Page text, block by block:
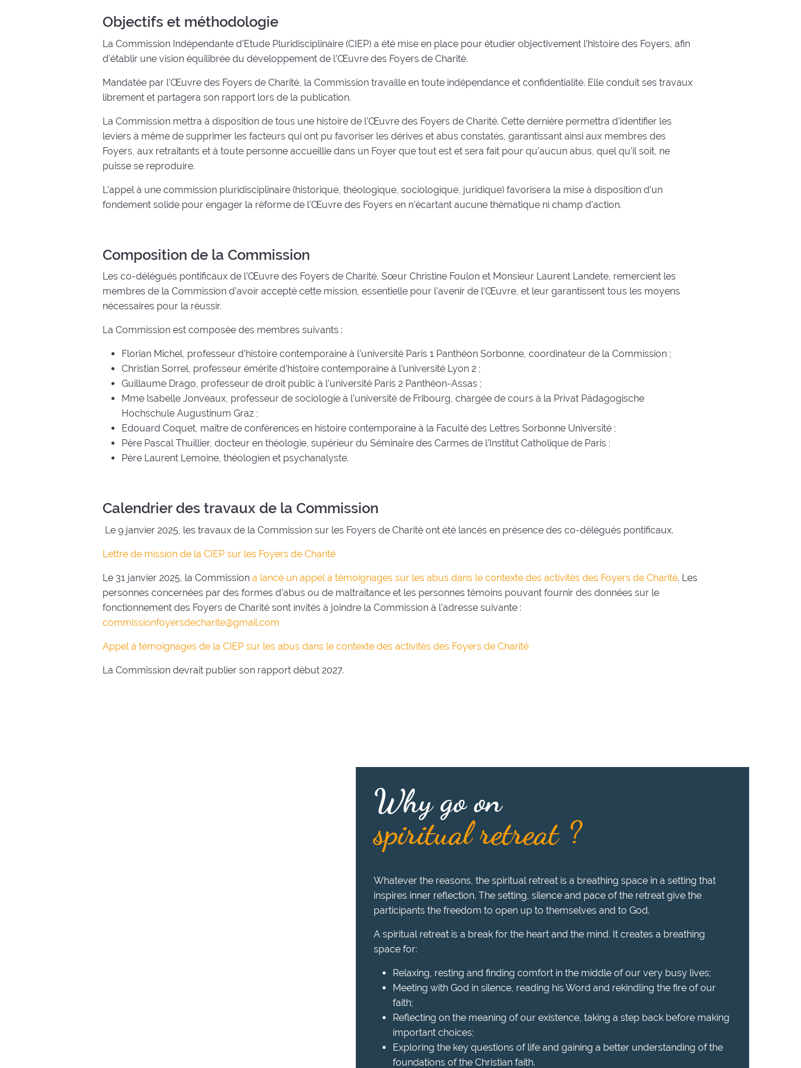
Objectifs et méthodologie
La Commission Indépendante d’Etude Pluridisciplinaire (CIEP) a été mise en place pour étudier objectivement l’histoire des Foyers, afin
d’établir une vision équilibrée du développement de l’Œuvre des Foyers de Charité.
Mandatée par l’Œuvre des Foyers de Charité, la Commission travaille en toute indépendance et confidentialité. Elle conduit ses travaux
librement et partagera son rapport lors de la publication.
La Commission mettra à disposition de tous une histoire de l’Œuvre des Foyers de Charité. Cette dernière permettra d’identifier les
leviers à même de supprimer les facteurs qui ont pu favoriser les dérives et abus constatés, garantissant ainsi aux membres des
Foyers, aux retraitants et à toute personne accueillie dans un Foyer que tout est et sera fait pour qu’aucun abus, quel qu’il soit, ne
puisse se reproduire.
L’appel à une commission pluridisciplinaire (historique, théologique, sociologique, juridique) favorisera la mise à disposition d’un
fondement solide pour engager la réforme de l’Œuvre des Foyers en n’écartant aucune thématique ni champ d’action.
Composition de la Commission
Les co-délégués pontificaux de l’Œuvre des Foyers de Charité, Sœur Christine Foulon et Monsieur Laurent Landete, remercient les
membres de la Commission d’avoir accepté cette mission, essentielle pour l’avenir de l’Œuvre, et leur garantissent tous les moyens
nécessaires pour la réussir.
La Commission est composée des membres suivants :
Florian Michel, professeur d’histoire contemporaine à l’université Paris 1 Panthéon Sorbonne, coordinateur de la Commission ;
Christian Sorrel, professeur émérite d’histoire contemporaine à l’université Lyon 2 ;
Guillaume Drago, professeur de droit public à l’université Paris 2 Panthéon-Assas ;
Mme Isabelle Jonveaux, professeur de sociologie à l’université de Fribourg, chargée de cours à la Privat Pädagogische
Hochschule Augustinum Graz ;
Edouard Coquet, maître de conférences en histoire contemporaine à la Faculté des Lettres Sorbonne Université ;
Père Pascal Thuillier, docteur en théologie, supérieur du Séminaire des Carmes de l’Institut Catholique de Paris ;
Père Laurent Lemoine, théologien et psychanalyste.
Calendrier des travaux de la Commission
Le 9 janvier 2025, les travaux de la Commission sur les Foyers de Charité ont été lancés en présence des co-délégués pontificaux.
Lettre de mission de la CIEP sur les Foyers de Charité
Le 31 janvier 2025, la Commission a lancé un appel à témoignages sur les abus dans le contexte des activités des Foyers de Charité. Les
personnes concernées par des formes d’abus ou de maltraitance et les personnes témoins pouvant fournir des données sur le
fonctionnement des Foyers de Charité sont invités à joindre la Commission à l’adresse suivante :
commissionfoyersdecharite@gmail.com
Appel à témoignages de la CIEP sur les abus dans le contexte des activités des Foyers de Charité
La Commission devrait publier son rapport début 2027.
Why go on
spiritual retreat ?
Whatever the reasons, the spiritual retreat is a breathing space in a setting that
inspires inner reflection. The setting, silence and pace of the retreat give the
participants the freedom to open up to themselves and to God.
A spiritual retreat is a break for the heart and the mind. It creates a breathing
space for:
Relaxing, resting and finding comfort in the middle of our very busy lives;
Meeting with God in silence, reading his Word and rekindling the fire of our
faith;
Reflecting on the meaning of our existence, taking a step back before making
important choices;
Exploring the key questions of life and gaining a better understanding of the
foundations of the Christian faith.